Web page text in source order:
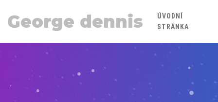
George dennis
ÚVODNÍ
STRÁNKA